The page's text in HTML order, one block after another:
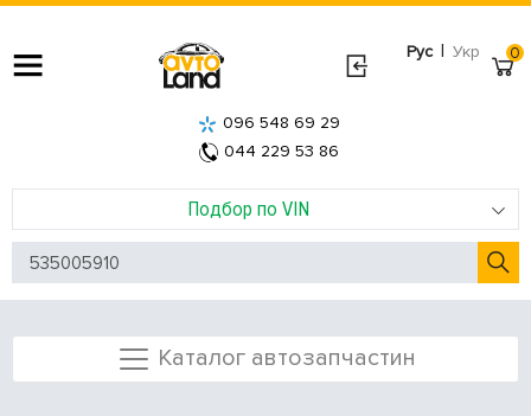
Рус | Укр
Подбор по VIN
096 548 69 29
044 229 53 86
0
Каталог автозапчастин